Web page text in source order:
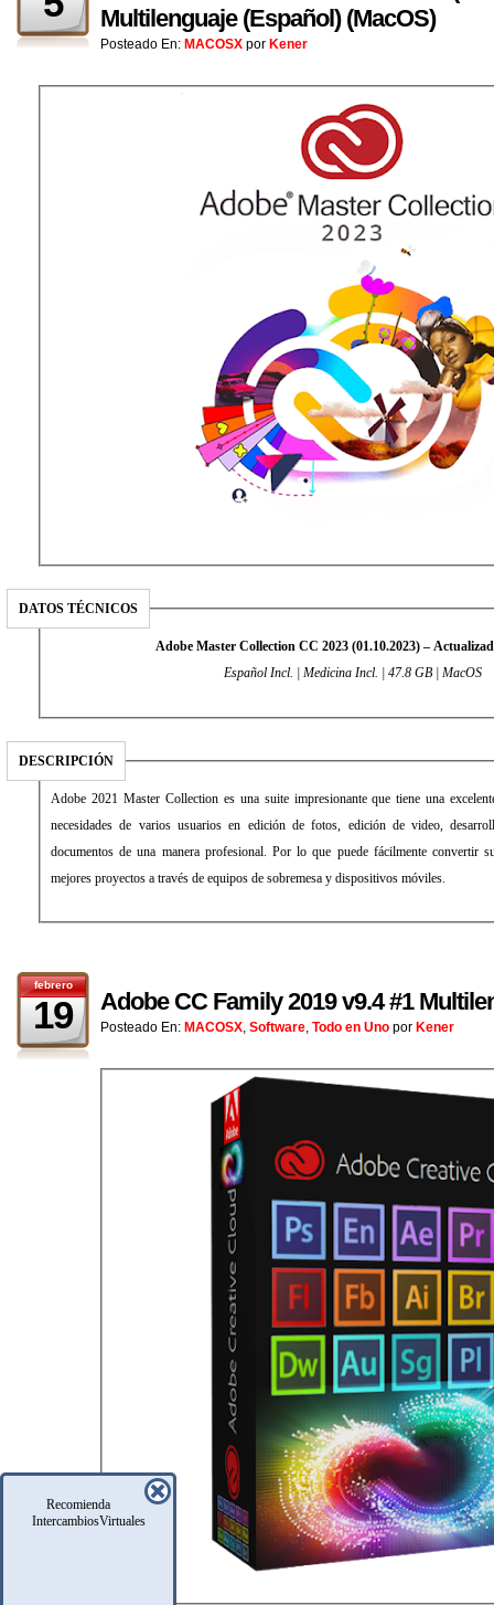
Recomienda
IntercambiosVirtuales
Multilenguaje (Español) (MacOS)
Posteado En: MACOSX por Kener
DATOS TÉCNICOS
Adobe Master Collection CC 2023 (01.10.2023) –
Español Incl. | Medicina Incl. | 47.8 GB | MacOS
DESCRIPCIÓN
Adobe 2021 Master Collection es una suite impresionante que tiene una
necesidades de varios usuarios en edición de fotos, edición de video,
documentos de una manera profesional. Por lo que puede fácilmente convertir
mejores proyectos a través de equipos de sobremesa y dispositivos móviles.
febrero
19 Adobe CC Family 2019 v9.4 #1
Posteado En: MACOSX, Software, Todo en Uno por Kener